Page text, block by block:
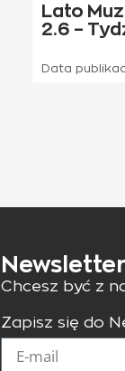
Lato
2.6 –
Data
Newsletter
Chcesz być z
Zapisz się do